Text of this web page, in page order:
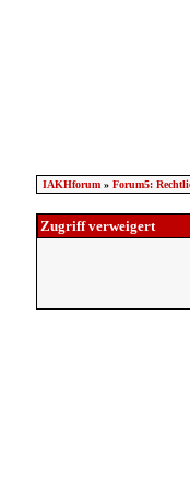
IAKHforum» Forum5:
Zugriff verweigert